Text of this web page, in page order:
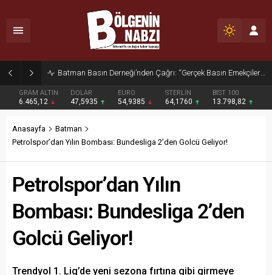
Zabıta Ekiplerinden Yol ve Kaldırım İşgaline Geçit Yok!
GRAM ALTIN
6.465,12
DOLAR
47,5935
EURO
54,9385
STERLİN
64,1760
BIST 100
13.798,82
Anasayfa
Batman
Petrolspor’dan Yılın Bombası: Bundesliga 2’den Golcü Geliyor!
Petrolspor’dan Yılın
Bombası: Bundesliga 2’den
Golcü Geliyor!
Trendyol 1. Lig’de yeni sezona fırtına gibi girmeye